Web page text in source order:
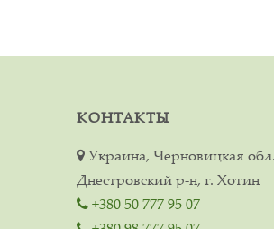
КОНТАКТЫ
Украина, Черновицкая
Днестровский р-н, г. Хотин
+380 50 777 95 07